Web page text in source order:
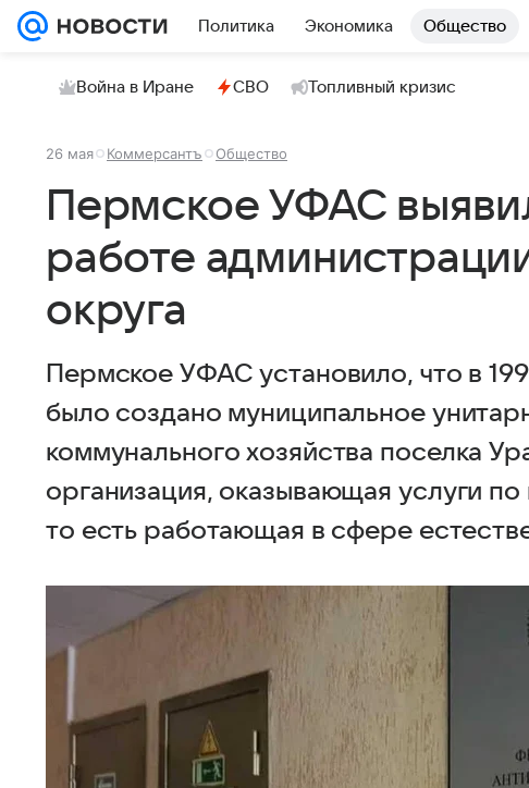
Политика Экономика Общество
Война в Иране СВО Топливный кризис
26 мая Коммерсантъ Общество
Пермское УФАС
работе
округа
Пермское УФАС установило, что в
было создано муниципальное
коммунального хозяйства поселка
организация, оказывающая услуги
то есть работающая в сфере